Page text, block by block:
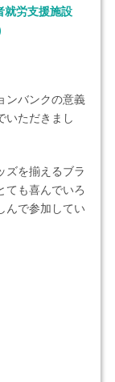
就労支援施設
ンバンクの意義
いただきまし
ズを揃えるブラ
ても喜んでいろ
んで参加してい